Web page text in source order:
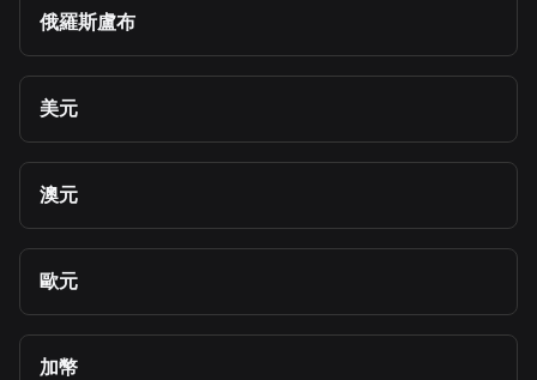
俄羅斯盧布
美元
澳元
歐元
加幣